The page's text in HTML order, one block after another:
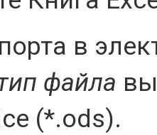
в
файла
(*.ods).